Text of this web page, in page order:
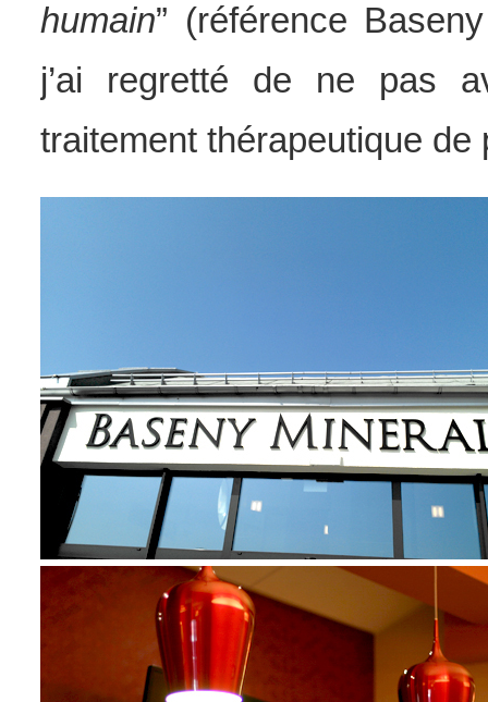
humain” (référence
j’ai regretté de ne pas
traitement thérapeutique